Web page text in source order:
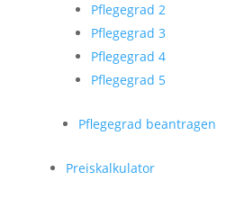
Pflegegrad 2
Pflegegrad 3
Pflegegrad 4
Pflegegrad 5
Pflegegrad beantragen
Preiskalkulator